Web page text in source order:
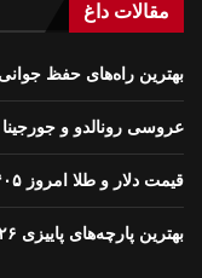
مقالات داغ
بهترین راه‌های حفظ
عروسی رونالدو و جورجینا ۲۰۲۶؛ ۱۰ چهره خارج از فهرست
قیمت دلار و طلا امروز ۱۴۰۵؛ سکه دوباره گران شد
بهترین پارچه‌های پاییزی ۲۰۲۶؛ انتخابی شیک و کاربردی